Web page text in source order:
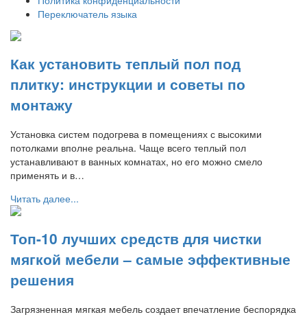
Переключатель языка
Как установить теплый пол под
плитку: инструкции и советы по
монтажу
Установка систем подогрева в помещениях с высокими
потолками вполне реальна. Чаще всего теплый пол
устанавливают в ванных комнатах, но его можно смело
применять и в…
Читать далее...
Топ-10 лучших средств для чистки
мягкой мебели – самые эффективные
решения
Загрязненная мягкая мебель создает впечатление беспорядка